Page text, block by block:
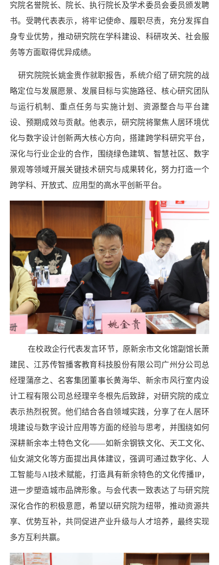
究院名誉院长、院长、执行院长及学术委员会委员颁发聘
书。受聘代表表示，将牢记使命、履职尽责，充分发挥自
身专业优势，推动研究院在学科建设、科研攻关、社会服
务等方面取得优异成绩。
研究院院长姚金贵作就职报告，系统介绍了研究院的战
略定位与发展愿景、发展目标与实施路径、核心研究团队
与运行机制、重点任务与实施计划、资源整合与平台建
设、预期成效与贡献。他表示，研究院将聚焦人居环境优
化与数字设计创新两大核心方向，搭建跨学科研究平台，
深化与行业企业的合作，围绕绿色建筑、智慧社区、数字
景观等领域开展关键技术研究与成果转化，努力打造一个
跨学科、开放式、应用型的高水平创新平台。
在校政企行代表发言环节，原新余市文化馆副馆长萧
建民、江苏传智播客教育科技股份有限公司广州分公司总
经理蒲彦之、名客集团董事长黄海华、新余市风行室内设
计工程有限公司总经理辛冬根先后致辞，对研究院的成立
表示热烈祝贺。他们结合各自领域实践，分享了在人居环
境建设与数字设计应用等方面的经验与思考，并围绕如何
深耕新余本土特色文化——如新余钢铁文化、天工文化、
仙女湖文化等方面提出具体建议，强调可通过数字化、人
工智能与AI技术赋能，打造具有新余特色的文化传播IP，
进一步塑造城市品牌形象。与会代表一致表达了与研究院
深化合作的积极意愿，希望以研究院为纽带，推动资源共
享、优势互补，共同促进产业升级与人才培养，最终实现
多方互利共赢。